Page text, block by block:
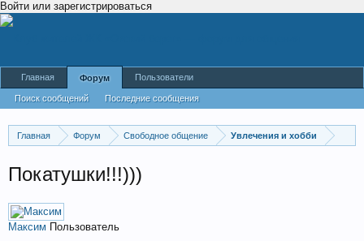
Войти или зарегистрироваться
Главная Форум Свободное общение Увлечения и хобби
Покатушки!!!)))
Максим Пользователь
Главная Форум
Поиск сообщений Последние сообщения
Пользователи